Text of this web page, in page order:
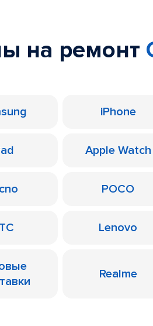
на ремонт
iPhone
Apple Watch
POCO
Lenovo
Realme